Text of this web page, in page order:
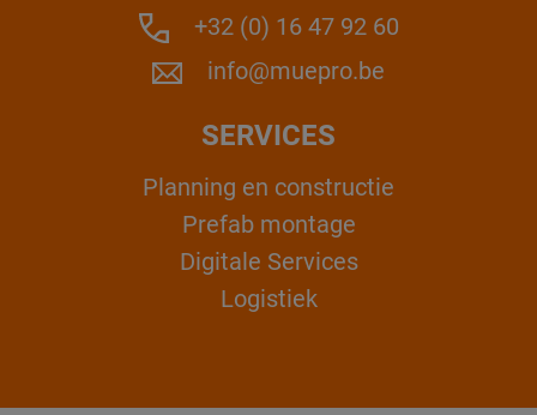
+32 (0) 16 47 92 60
info@muepro.be
SERVICES
Planning en constructie
Prefab montage
Digitale Services
Logistiek